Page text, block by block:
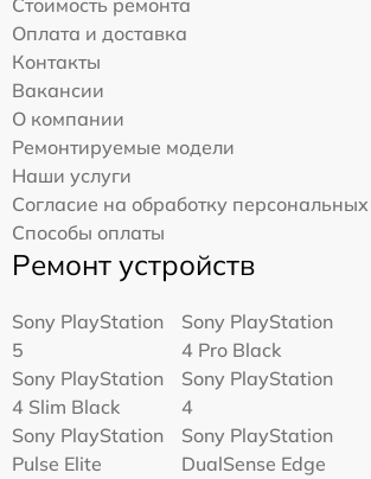
Стоимость ремонта
Оплата и доставка
Контакты
Вакансии
О компании
Ремонтируемые модели
Наши услуги
Согласие на обработку
Способы оплаты
Ремонт устройств
Sony PlayStation
5
Sony PlayStation
4 Pro Black
Sony PlayStation
4 Slim Black
Sony PlayStation
4
Sony PlayStation
Pulse Elite
Sony PlayStation
DualSense Edge